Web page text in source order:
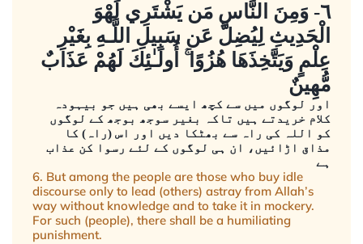
٦- وَمِنَ النَّاسِ مَن يَشْتَرِي لَهْوَ
الْحَدِيثِ لِيُضِلَّ عَن سَبِيلِ اللَّـهِ بِغَيْرِ
عِلْمٍ وَيَتَّخِذَهَا هُزُوًا ۚ أُولَـٰئِكَ لَهُمْ عَذَابٌ
مُّهِينٌ
اور لوگوں میں سے کچھ ایسے بھی ہیں جو بیہودہ
کلام خریدتے ہیں تاکہ بغیر سوجھ بوجھ کے لوگوں
کو اللہ کی راہ سے بھٹکا دیں اور اس (راہ) کا
مذاق اڑائیں، ان ہی لوگوں کے لئے رسوا کن عذاب
ہے
6. But among the people are those who buy idle
discourse only to lead (others) astray from Allah’s
way without knowledge and to take it in mockery.
For such (people), there shall be a humiliating
punishment.